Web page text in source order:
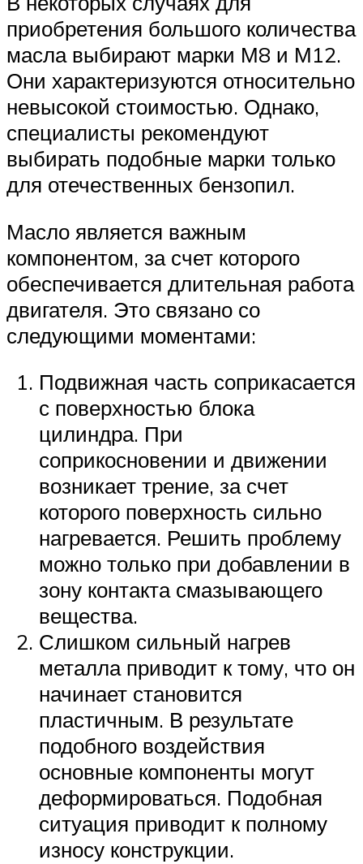
приобретения большого количества
масла выбирают марки М8 и М12.
Они характеризуются относительно
невысокой стоимостью. Однако,
специалисты рекомендуют
выбирать подобные марки только
для отечественных бензопил.
Масло является важным
компонентом, за счет которого
обеспечивается длительная работа
двигателя. Это связано со
следующими моментами:
Подвижная часть соприкасается
с поверхностью блока
цилиндра. При
соприкосновении и движении
возникает трение, за счет
которого поверхность сильно
нагревается. Решить проблему
можно только при добавлении в
зону контакта смазывающего
вещества.
Слишком сильный нагрев
металла приводит к тому, что он
начинает становится
пластичным. В результате
подобного воздействия
основные компоненты могут
деформироваться. Подобная
ситуация приводит к полному
износу конструкции.